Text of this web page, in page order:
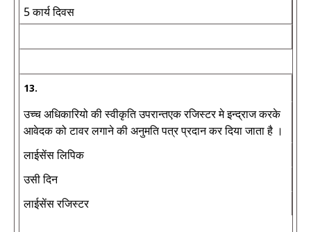
5 कार्य दिवस
13.
उच्च अधिकारियो की स्वीकृति उपरान्तएक रजिस्टर मे इन्द्राज करके
आवेदक को टावर लगाने की अनुमति पत्र प्रदान कर दिया जाता है ।
लाईसेंस लिपिक
उसी दिन
लाईसेंस रजिस्टर